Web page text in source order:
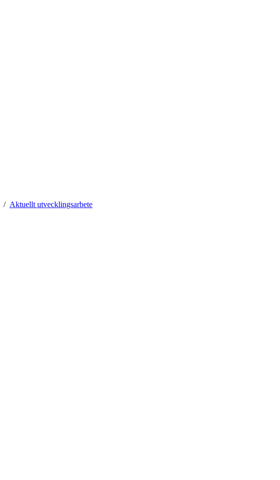
Aktuellt utvecklingsarbete